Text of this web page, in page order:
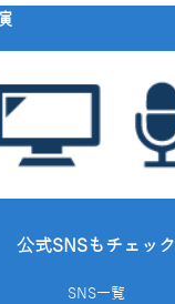
公式SNSもチェック
SNS一覧